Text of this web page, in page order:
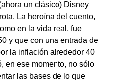
(ahora un clásico) Disney
La heroína del cuento,
en la vida real, fue
y que con una entrada de
la inflación alrededor 40
en ese momento, no sólo
las bases de lo que